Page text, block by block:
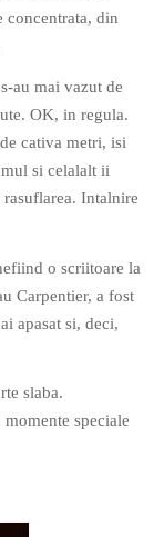
concentrata, din
au mai vazut de
OK, in regula.
cativa metri, isi
si celalalt ii
Intalnire
o scriitoare la
Carpentier, a fost
apasat si, deci,
slaba.
speciale